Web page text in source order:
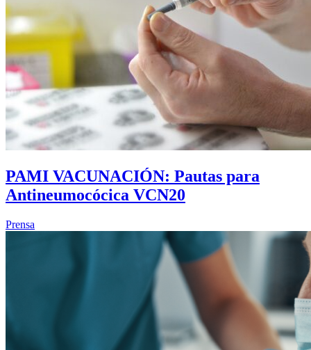
PAMI VACUNACIÓN: Pautas para
Antineumocócica VCN20
Prensa